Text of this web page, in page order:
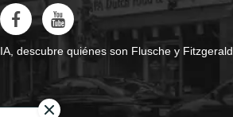
IA, descubre quiénes son Flusche y Fitzgerald